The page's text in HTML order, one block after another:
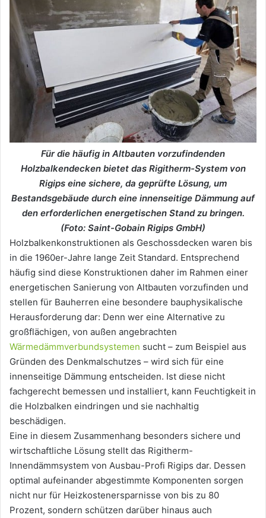
Für die häufig in Altbauten vorzufindenden
Holzbalkendecken bietet das Rigitherm-System von
Rigips eine sichere, da geprüfte Lösung, um
Bestandsgebäude durch eine innenseitige Dämmung auf
den erforderlichen energetischen Stand zu bringen.
(Foto: Saint-Gobain Rigips GmbH)
Holzbalkenkonstruktionen als Geschossdecken waren bis
in die 1960er-Jahre lange Zeit Standard. Entsprechend
häufig sind diese Konstruktionen daher im Rahmen einer
energetischen Sanierung von Altbauten vorzufinden und
stellen für Bauherren eine besondere bauphysikalische
Herausforderung dar: Denn wer eine Alternative zu
großflächigen, von außen angebrachten
Wärmedämmverbundsystemen sucht – zum Beispiel aus
Gründen des Denkmalschutzes – wird sich für eine
innenseitige Dämmung entscheiden. Ist diese nicht
fachgerecht bemessen und installiert, kann Feuchtigkeit in
die Holzbalken eindringen und sie nachhaltig
beschädigen.
Eine in diesem Zusammenhang besonders sichere und
wirtschaftliche Lösung stellt das Rigitherm-
Innendämmsystem von Ausbau-Profi Rigips dar. Dessen
optimal aufeinander abgestimmte Komponenten sorgen
nicht nur für Heizkostenersparnisse von bis zu 80
Prozent, sondern schützen darüber hinaus auch